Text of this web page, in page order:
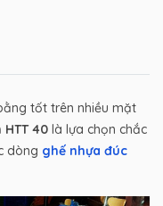
tốt trên nhiều mặt
40 là lựa chọn chắc
dòng ghế nhựa đúc